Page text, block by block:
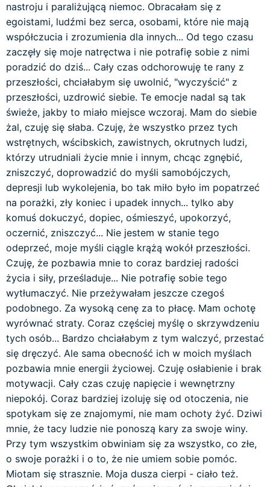
nastroju i paraliżującą niemoc. Obracałam się z
egoistami, ludźmi bez serca, osobami, które nie mają
współczucia i zrozumienia dla innych... Od tego czasu
zaczęły się moje natręctwa i nie potrafię sobie z nimi
poradzić do dziś... Cały czas odchorowuję te rany z
przeszłości, chciałabym się uwolnić, "wyczyścić" z
przeszłości, uzdrowić siebie. Te emocje nadal są tak
świeże, jakby to miało miejsce wczoraj. Mam do siebie
żal, czuję się słaba. Czuję, że wszystko przez tych
wstrętnych, wścibskich, zawistnych, okrutnych ludzi,
którzy utrudniali życie mnie i innym, chcąc zgnębić,
zniszczyć, doprowadzić do myśli samobójczych,
depresji lub wykolejenia, bo tak miło było im popatrzeć
na porażki, zły koniec i upadek innych... tylko aby
komuś dokuczyć, dopiec, ośmieszyć, upokorzyć,
oczernić, zniszczyć... Nie jestem w stanie tego
odeprzeć, moje myśli ciągle krążą wokół przeszłości.
Czuję, że pozbawia mnie to coraz bardziej radości
życia i siły, prześladuje... Nie potrafię sobie tego
wytłumaczyć. Nie przeżywałam jeszcze czegoś
podobnego. Za wysoką cenę za to płacę. Mam ochotę
wyrównać straty. Coraz częściej myślę o skrzywdzeniu
tych osób... Bardzo chciałabym z tym walczyć, przestać
się dręczyć. Ale sama obecność ich w moich myślach
pozbawia mnie energii życiowej. Czuję osłabienie i brak
motywacji. Cały czas czuję napięcie i wewnętrzny
niepokój. Coraz bardziej izoluję się od otoczenia, nie
spotykam się ze znajomymi, nie mam ochoty żyć. Dziwi
mnie, że tacy ludzie nie ponoszą kary za swoje winy.
Przy tym wszystkim obwiniam się za wszystko, co złe,
o swoje porażki i o to, że nie umiem sobie pomóc.
Miotam się strasznie. Moja dusza cierpi - ciało też.